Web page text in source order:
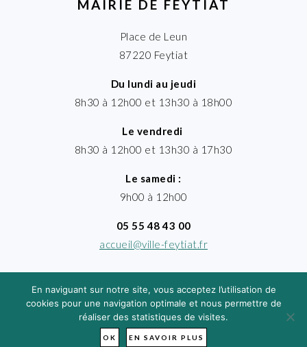
MAIRIE DE FEYTIAT
Place de Leun
87220 Feytiat
Du lundi au jeudi
8h30 à 12h00 et 13h30 à 18h00
Le vendredi
8h30 à 12h00 et 13h30 à 17h30
Le samedi :
9h00 à 12h00
05 55 48 43 00
accueil@ville-feytiat.fr
TIMGROUP - © 2026
En naviguant sur notre site, vous acceptez l’utilisation de
cookies pour une navigation optimale et nous permettre de
réaliser des statistiques de visites.
OK EN SAVOIR PLUS